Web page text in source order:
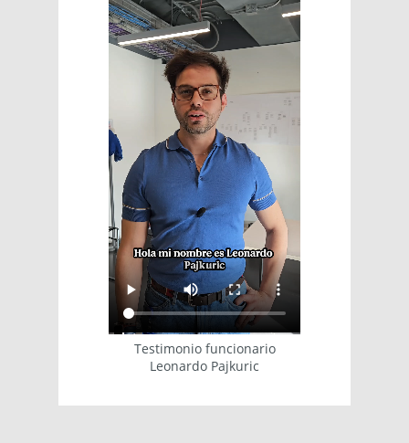
Testimonio funcionario
Leonardo Pajkuric